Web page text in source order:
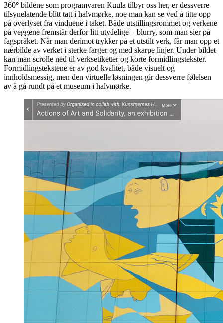
360° bildene som programvaren Kuula tilbyr oss her, er dessverre
tilsynelatende blitt tatt i halvmørke, noe man kan se ved å titte opp
på overlyset fra vinduene i taket. Både utstillingsrommet og verkene
på veggene fremstår derfor litt utydelige – blurry, som man sier på
fagspråket. Når man derimot trykker på et utstilt verk, får man opp et
nærbilde av verket i sterke farger og med skarpe linjer. Under bildet
kan man scrolle ned til verksetiketter og korte formidlingstekster.
Formidlingstekstene er av god kvalitet, både visuelt og
innholdsmessig, men den virtuelle løsningen gir dessverre følelsen
av å gå rundt på et museum i halvmørke.